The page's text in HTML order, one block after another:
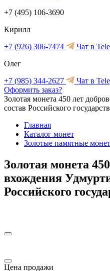
+7 (495) 106-3690
Кирилл
+7 (926) 306-7474
Чат в
Олег
+7 (985) 344-2627
Чат в
Оформить заказ?
Золотая монета 450 лет
состав Российского
Главная
Каталог монет
Золотые памятные
Золотая монета
вхождения
Российского
Цена продажи